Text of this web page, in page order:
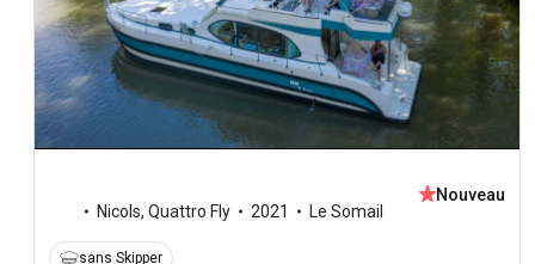
Nicols, Quattro Fly 2021 Le Somail
Nouveau
sans Skipper